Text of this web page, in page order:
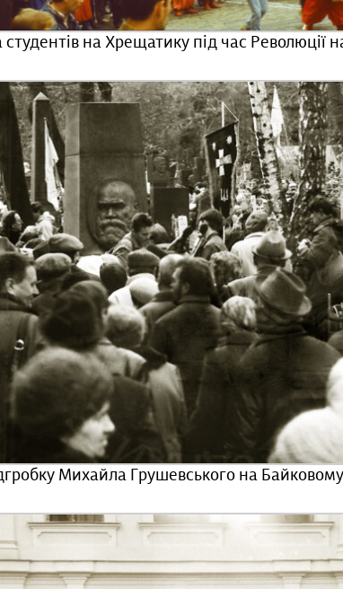
студентів на Хрещатику під час Революції
Михайла Грушевського на